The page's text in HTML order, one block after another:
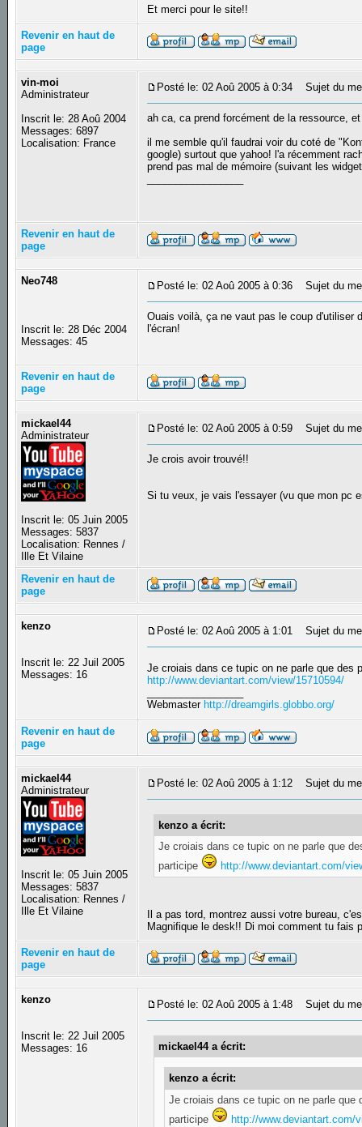
Et merci pour le site!!
Revenir en haut de
page
vin-moi
Administrateur
Inscrit le: 28 Aoû 2004
Messages: 6897
Localisation: France
Posté le: 02 Aoû 2005 à 0:34 Sujet du
ah ca, ca prend forcément de la ressource,
il me semble qu'il faudrai voir du coté de
google) surtout que yahoo! l'a récemment
prend pas mal de mémoire (suivant les
Revenir en haut de
page
Neo748
Inscrit le: 28 Déc 2004
Messages: 45
Posté le: 02 Aoû 2005 à 0:36 Sujet du
Ouais voilà, ça ne vaut pas le coup d'utiliser
l'écran!
Revenir en haut de
page
mickael44
Administrateur
Inscrit le: 05 Juin 2005
Messages: 5837
Localisation: Rennes /
Ille Et Vilaine
Posté le: 02 Aoû 2005 à 0:59 Sujet du
Je crois avoir trouvé!!
Si tu veux, je vais l'essayer (vu que mon pc
Revenir en haut de
page
kenzo
Inscrit le: 22 Juil 2005
Messages: 16
Posté le: 02 Aoû 2005 à 1:01 Sujet du
Je croiais dans ce tupic on ne parle que
http://www.deviantart.com/view/15710594/
Webmaster http://dreamgirls.globbo.org/
Revenir en haut de
page
mickael44
Administrateur
Inscrit le: 05 Juin 2005
Messages: 5837
Localisation: Rennes /
Ille Et Vilaine
Posté le: 02 Aoû 2005 à 1:12 Sujet du
kenzo a écrit:
Je croiais dans ce tupic on ne parle que
participe
http://www.deviantart.com/
Il a pas tord, montrez aussi votre bureau,
Magnifique le desk!! Di moi comment tu fais
Revenir en haut de
page
kenzo
Inscrit le: 22 Juil 2005
Messages: 16
Posté le: 02 Aoû 2005 à 1:48 Sujet du
mickael44 a écrit:
kenzo a écrit:
Je croiais dans ce tupic on ne parle
participe
http://www.deviantart.com/